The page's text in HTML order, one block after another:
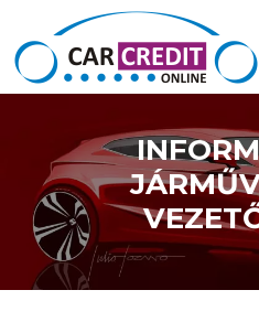
Ugrás a tartalomra